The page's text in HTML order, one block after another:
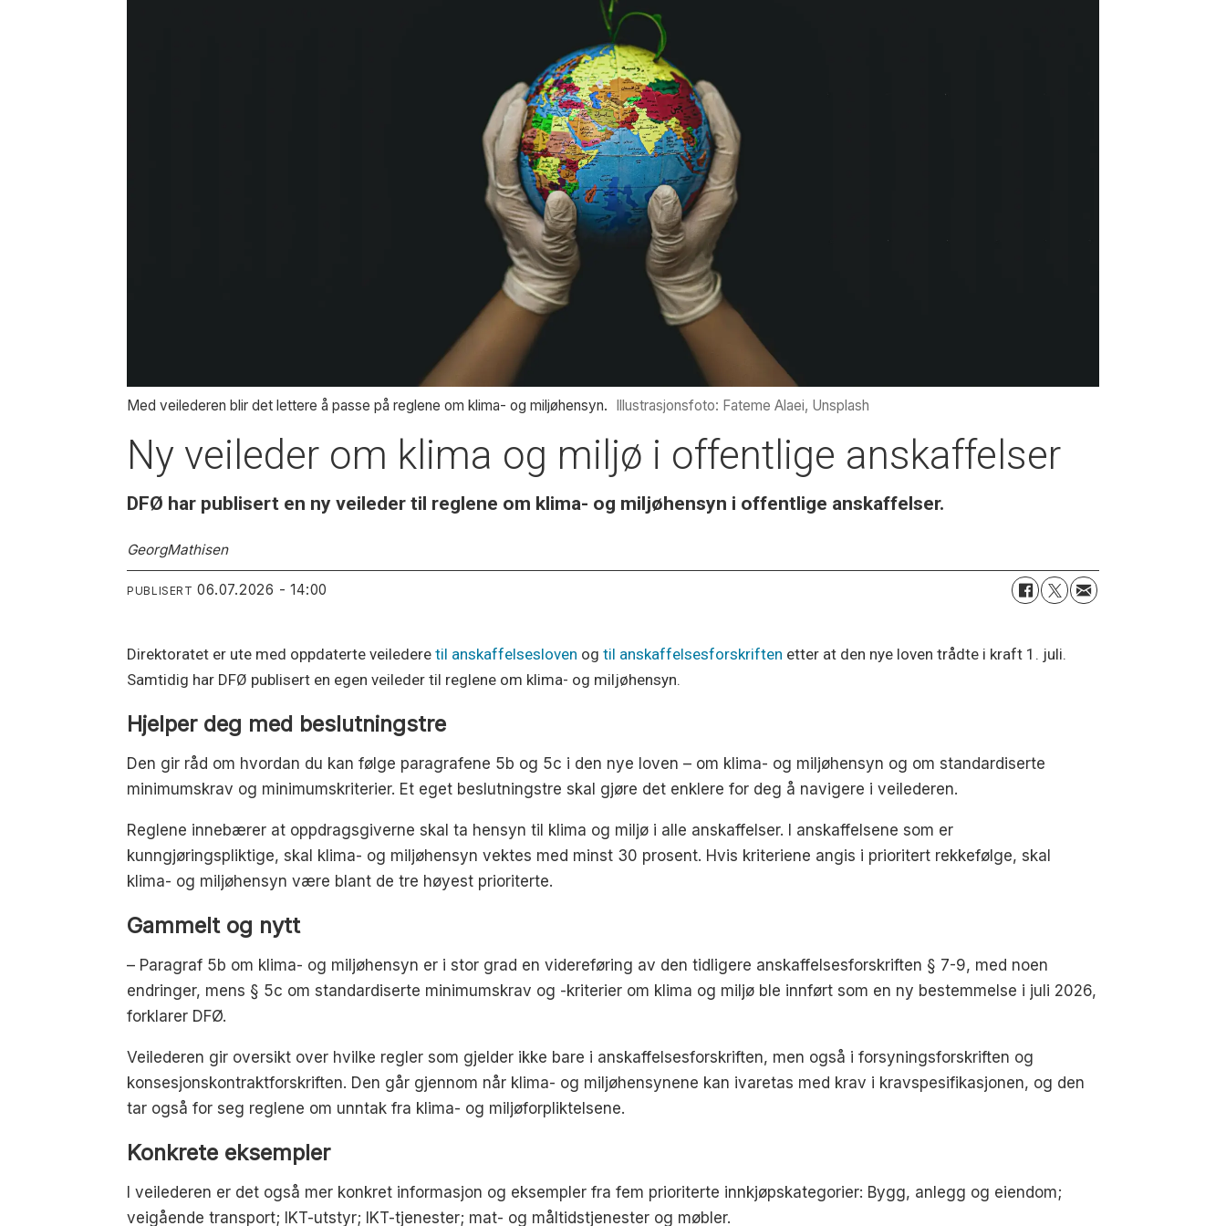
Med veilederen blir det lettere å passe på reglene om klima- og miljøhensyn. Illustrasjonsfoto: Fateme Alaei, Unsplash
Ny vei­leder om klima og miljø i offentlige an­skaffelser
DFØ har publisert en ny veileder til reglene om klima- og miljøhensyn i offentlige anskaffelser.
GeorgMathisen
PUBLISERT 06.07.2026 - 14:00
Direktoratet er ute med oppdaterte veilederetil anskaffelsesloven ogtil anskaffelsesforskriften etter at den nye loven trådte i kraft 1. juli.
Samtidig har DFØ publisert en egen veileder til reglene om klima- og miljøhensyn.
Hjelper deg med beslutningstre
Den gir råd om hvordan du kan følge paragrafene 5b og 5c i den nye loven – om klima- og miljøhensyn og om standardiserte
minimumskrav og minimumskriterier. Et eget beslutningstre skal gjøre det enklere for deg å navigere i veilederen.
Reglene innebærer at oppdragsgiverne skal ta hensyn til klima og miljø i alle anskaffelser. I anskaffelsene som er
kunngjøringspliktige, skal klima- og miljøhensyn vektes med minst 30 prosent. Hvis kriteriene angis i prioritert rekkefølge, skal
klima- og miljøhensyn være blant de tre høyest prioriterte.
Gammelt og nytt
– Paragraf 5b om klima- og miljøhensyn er i stor grad en videreføring av den tidligere anskaffelsesforskriften § 7-9, med noen
endringer, mens § 5c om standardiserte minimumskrav og -kriterier om klima og miljø ble innført som en ny bestemmelse i juli 2026,
forklarer DFØ.
Veilederen gir oversikt over hvilke regler som gjelder ikke bare i anskaffelsesforskriften, men også i forsyningsforskriften og
konsesjonskontraktforskriften. Den går gjennom når klima- og miljøhensynene kan ivaretas med krav i kravspesifikasjonen, og den
tar også for seg reglene om unntak fra klima- og miljøforpliktelsene.
Konkrete eksempler
I veilederen er det også mer konkret informasjon og eksempler fra fem prioriterte innkjøpskategorier: Bygg, anlegg og eiendom;
veigående transport; IKT-utstyr; IKT-tjenester; mat- og måltidstjenester og møbler.